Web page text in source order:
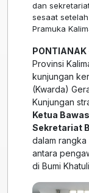
dan
sesaat
Pramuka
PONTIANAK
Provinsi
kunjungan
(Kwarda)
Kunjungan
Ketua
Sekretariat
dalam
antara
di Bumi